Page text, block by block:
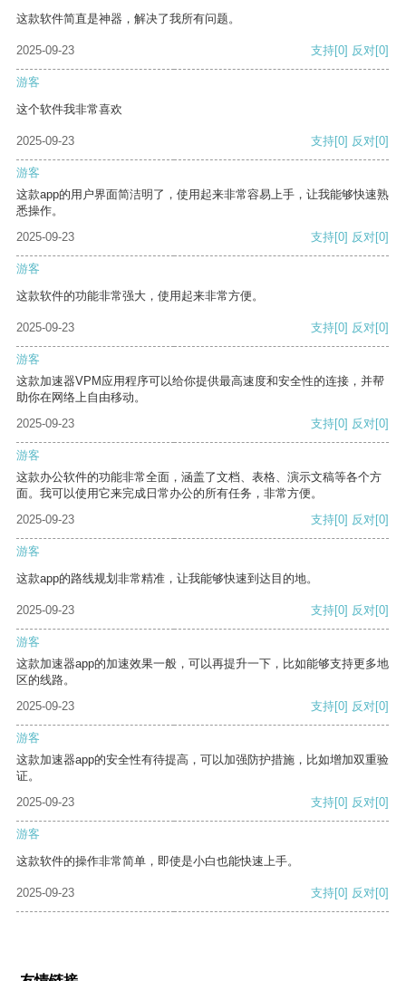
这款软件简直是神器，解决了我所有问题。
2025-09-23 支持[0] 反对[0]
游客
这个软件我非常喜欢
2025-09-23 支持[0] 反对[0]
游客
这款app的用户界面简洁明了，使用起来非常容易上手，让我能够快速熟
悉操作。
2025-09-23
支持[0] 反对[0]
游客
这款软件的功能非常强大，使用起来非常方便。
2025-09-23 支持[0] 反对[0]
游客
这款加速器VPM应用程序可以给你提供最高速度和安全性的连接，并帮
助你在网络上自由移动。
2025-09-23
支持[0] 反对[0]
游客
这款办公软件的功能非常全面，涵盖了文档、表格、演示文稿等各个方
面。我可以使用它来完成日常办公的所有任务，非常方便。
2025-09-23
支持[0] 反对[0]
游客
这款app的路线规划非常精准，让我能够快速到达目的地。
2025-09-23 支持[0] 反对[0]
游客
这款加速器app的加速效果一般，可以再提升一下，比如能够支持更多地
区的线路。
2025-09-23
支持[0] 反对[0]
游客
这款加速器app的安全性有待提高，可以加强防护措施，比如增加双重验
证。
2025-09-23
支持[0] 反对[0]
游客
这款软件的操作非常简单，即使是小白也能快速上手。
2025-09-23 支持[0] 反对[0]